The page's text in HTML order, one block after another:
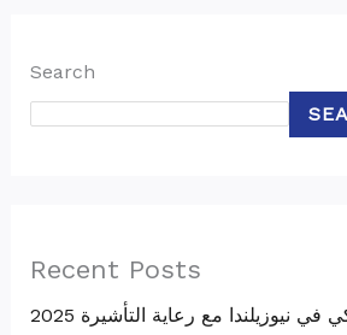
Search
Recent Posts
نيوزيلندا مع رعاية التأشيرة 2025